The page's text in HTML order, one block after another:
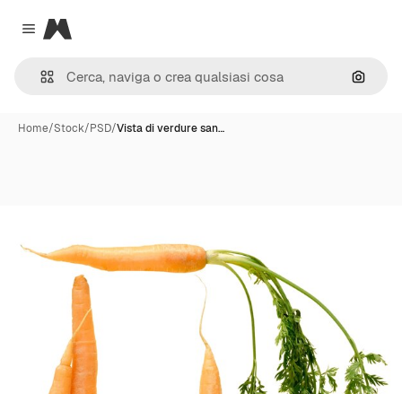
Close menu
Magnific
Cerca
Home/Stock/PSD/Vista di verdure san…